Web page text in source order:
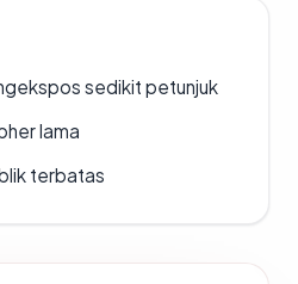
sedikit petunjuk
lama
terbatas